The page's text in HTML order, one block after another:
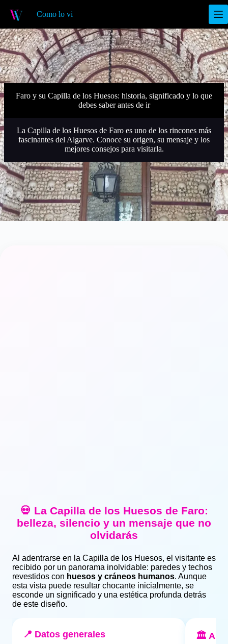
S
a
l
t
a
r
a
l
c
Como lo vi
Faro y su Capilla de los Huesos: historia, significado y lo que
debes saber antes de ir
La Capilla de los Huesos de Faro es uno de los rincones más
fascinantes del Algarve. Conoce su origen, su mensaje y los
mejores consejos para visitarla.
💀 La Capilla de los Huesos de Faro:
belleza, silencio y un mensaje que no
olvidarás
Al adentrarse en la Capilla de los Huesos, el visitante es
recibido por un panorama inolvidable: paredes y techos
revestidos con huesos y cráneos humanos. Aunque
esta vista puede resultar chocante inicialmente, se
esconde un significado y una estética profunda detrás
de este diseño.
📍 Datos generales 🏛️